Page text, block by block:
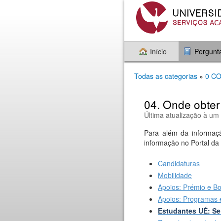
Início
Todas as categorias » 0
04. Onde
Última atualização à
Para além da
informação no Portal
Candidaturas
Mobilidade
Apoios: Prémio e
Apoios: Programas
Estudantes UÉ: